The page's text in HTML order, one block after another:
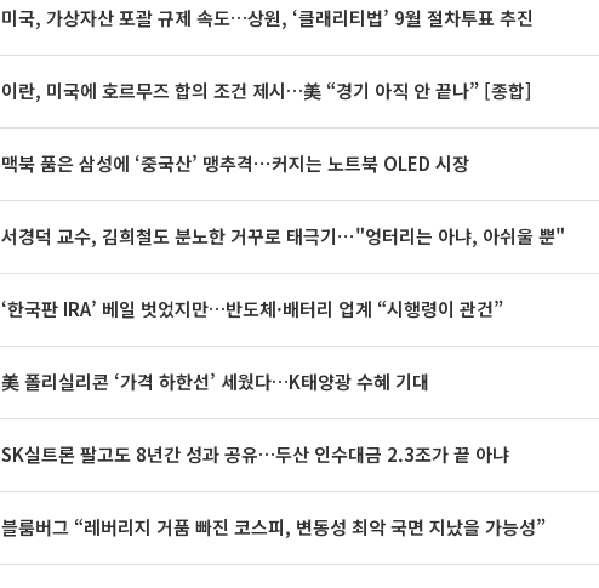
미국, 가상자산 포괄 규제 속도…상원, ‘클래리티법’ 9월 절차투표 추진
이란, 미국에 호르무즈 합의 조건 제시…美 “경기 아직 안 끝나” [종합]
맥북 품은 삼성에 ‘중국산’ 맹추격⋯커지는 노트북 OLED 시장
서경덕 교수, 김희철도 분노한 거꾸로 태극기⋯"엉터리는 아냐, 아쉬울 뿐"
‘한국판 IRA’ 베일 벗었지만…반도체·배터리 업계 “시행령이 관건”
美 폴리실리콘 ‘가격 하한선’ 세웠다…K태양광 수혜 기대
SK실트론 팔고도 8년간 성과 공유…두산 인수대금 2.3조가 끝 아냐
블룸버그 “레버리지 거품 빠진 코스피, 변동성 최악 국면 지났을 가능성”